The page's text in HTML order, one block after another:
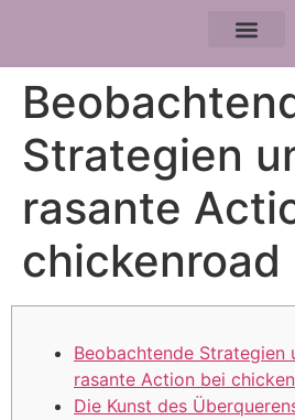
Strategien
rasante
chickenroad
Beobachtende Strategien
rasante Action bei
Die Kunst des